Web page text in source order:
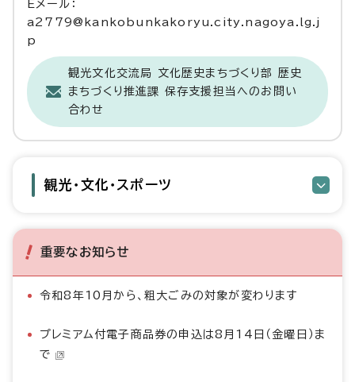
Eメール：
a2779@kankobunkakoryu.city.nagoya.lg.j
p
観光文化交流局 文化歴史まちづくり部 歴史
まちづくり推進課 保存支援担当へのお問い
合わせ
観光・文化・スポーツ
重要なお知らせ
令和8年10月から、粗大ごみの対象が変わります
プレミアム付電子商品券の申込は8月14日（金曜日）ま
で